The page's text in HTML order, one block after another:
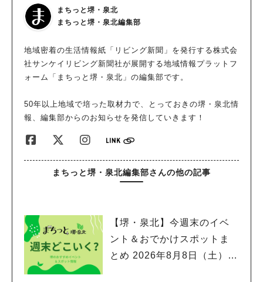
まちっと堺・泉北
まちっと堺・泉北編集部
地域密着の生活情報紙「リビング新聞」を発行する株式会
社サンケイリビング新聞社が展開する地域情報プラットフ
ォーム「まちっと堺・泉北」の編集部です。
50年以上地域で培った取材力で、とっておきの堺・泉北情
報、編集部からのお知らせを発信していきます！
まちっと堺・泉北編集部さんの他の記事
【堺・泉北】今週末のイベ
ント＆おでかけスポットま
とめ 2026年8月8日（土）～